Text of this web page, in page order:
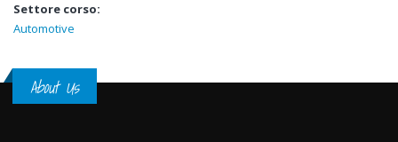
Settore corso:
Automotive
About Us